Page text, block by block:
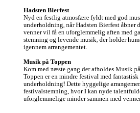
Hadsten Bierfest
Nyd en festlig atmosfære fyldt med god
underholdning, når Hadsten Bierfest åbner
venner vil få en uforglemmelig aften med
stemning og levende musik, der holder
igennem arrangementet.
Musik på Toppen
Kom med næste gang der afholdes Musik
Toppen er en mindre festival med
underholdning! Dette hyggelige
festivalstemning, hvor I kan nyde
uforglemmelige minder sammen med